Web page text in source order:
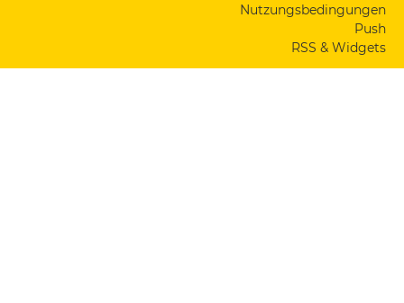
Nutzungsbedingungen
Push
RSS & Widgets